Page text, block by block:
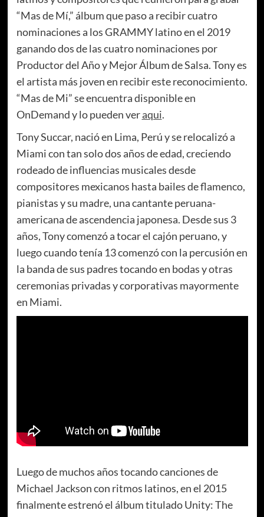
“Mas de Mí,” álbum que paso a recibir cuatro
nominaciones a los GRAMMY latino en el 2019
ganando dos de las cuatro nominaciones por
Productor del Año y Mejor Álbum de Salsa. Tony es
el artista más joven en recibir este reconocimiento.
“Mas de Mi” se encuentra disponible en
OnDemand y lo pueden veraqui.
Tony Succar, nació en Lima, Perú y se relocalizó a
Miami con tan solo dos años de edad, creciendo
rodeado de influencias musicales desde
compositores mexicanos hasta bailes de flamenco,
pianistas y su madre, una cantante peruana-
americana de ascendencia japonesa. Desde sus 3
años, Tony comenzó a tocar el cajón peruano, y
luego cuando tenía 13 comenzó con la percusión en
la banda de sus padres tocando en bodas y otras
ceremonias privadas y corporativas mayormente
en Miami.
Luego de muchos años tocando canciones de
Michael Jackson con ritmos latinos, en el 2015
finalmente estrenó el álbum titulado Unity: The